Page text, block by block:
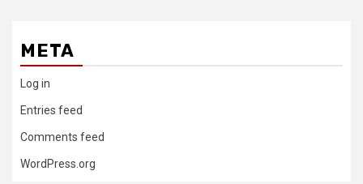
META
Log in
Entries feed
Comments feed
WordPress.org